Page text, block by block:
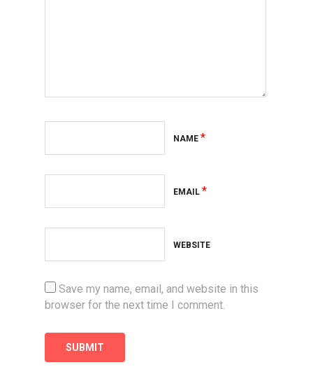
NAME *
EMAIL *
WEBSITE
Save my name, email, and website in this
browser for the next time I comment.